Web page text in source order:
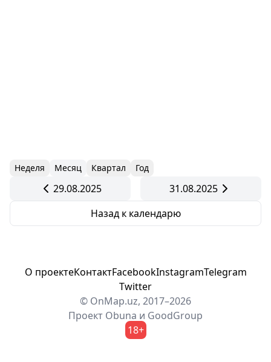
Неделя Месяц Квартал Год
29.08.2025
31.08.2025
Назад к календарю
О проектеКонтактFacebookInstagramTelegram
Twitter
© OnMap.uz, 2017–2026
Проект Obuna и GoodGroup
18+